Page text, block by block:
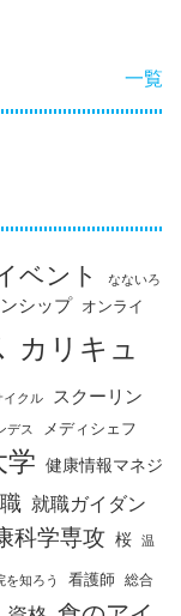
一覧
ベント
なないろ
シップ オンライ
カリキュ
イクル
スクーリン
デス メディシェフ
学 健康情報マネジ
就職ガイダン
科学専攻 桜 温
を知ろう 看護師 総合